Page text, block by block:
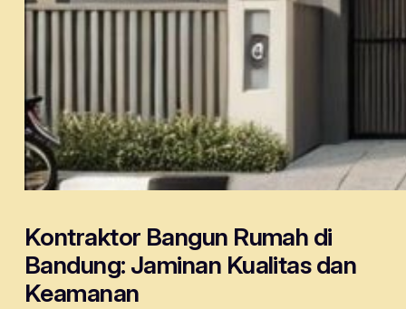
Kontraktor Bangun Rumah di
Bandung: Jaminan Kualitas dan
Keamanan